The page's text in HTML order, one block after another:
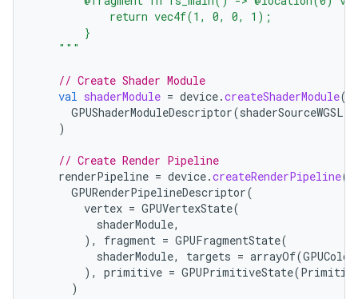
            return vec4f(1, 0, 0, 1);
        }
    """
// Create Shader Module
val shaderModule = device.createShaderModule(
GPUShaderModuleDescriptor(shaderSourceWGSL
)
// Create Render Pipeline
renderPipeline = device.createRenderPipeline(
GPURenderPipelineDescriptor(
vertex = GPUVertexState(
shaderModule,
),
fragment = GPUFragmentState(
shaderModule, targets = arrayOf(
),
primitive = GPUPrimitiveState(
)